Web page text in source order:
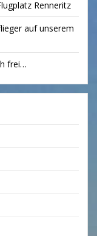
Renneritz
auf unserem
frei…